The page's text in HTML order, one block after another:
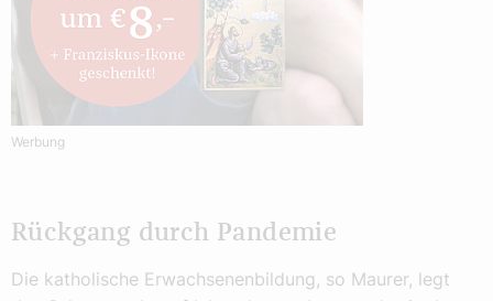
Werbung
Rückgang durch Pandemie
Die katholische Erwachsenenbildung, so Maurer, legt